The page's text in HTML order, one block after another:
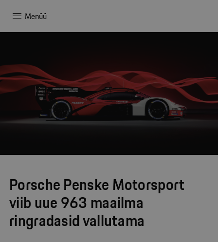
Menüü
Porsche Penske Motorsport
viib uue 963 maailma
ringradasid vallutama